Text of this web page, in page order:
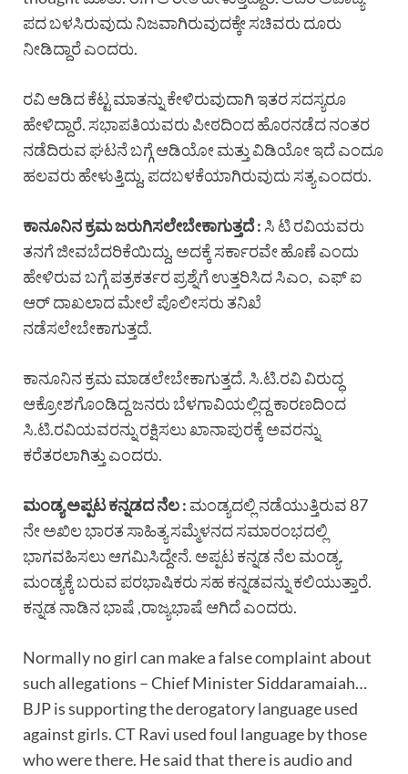
ಪದ ಬಳಸಿರುವುದು ನಿಜವಾಗಿರುವುದಕ್ಕೇ ಸಚಿವರು ದೂರು
ನೀಡಿದ್ದಾರೆ ಎಂದರು.
ರವಿ ಆಡಿದ ಕೆಟ್ಟ ಮಾತನ್ನು ಕೇಳಿರುವುದಾಗಿ ಇತರ ಸದಸ್ಯರೂ
ಹೇಳಿದ್ದಾರೆ. ಸಭಾಪತಿಯವರು ಪೀಠದಿಂದ ಹೊರನಡೆದ ನಂತರ
ನಡೆದಿರುವ ಘಟನೆ ಬಗ್ಗೆ ಆಡಿಯೋ ಮತ್ತು ವಿಡಿಯೋ ಇದೆ ಎಂದೂ
ಹಲವರು ಹೇಳುತ್ತಿದ್ದು, ಪದಬಳಕೆಯಾಗಿರುವುದು ಸತ್ಯ ಎಂದರು.
ಕಾನೂನಿನ ಕ್ರಮ ಜರುಗಿಸಲೇಬೇಕಾಗುತ್ತದೆ :ಸಿ ಟಿ ರವಿಯವರು
ತನಗೆ ಜೀವಬೆದರಿಕೆಯಿದ್ದು, ಅದಕ್ಕೆ ಸರ್ಕಾರವೇ ಹೊಣೆ ಎಂದು
ಹೇಳಿರುವ ಬಗ್ಗೆ ಪತ್ರಕರ್ತರ ಪ್ರಶ್ನೆಗೆ ಉತ್ತರಿಸಿದ ಸಿಎಂ, ಎಫ್ ಐ
ಆರ್ ದಾಖಲಾದ ಮೇಲೆ ಪೊಲೀಸರು ತನಿಖೆ
ನಡೆಸಲೇಬೇಕಾಗುತ್ತದೆ.
ಕಾನೂನಿನ ಕ್ರಮ ಮಾಡಲೇಬೇಕಾಗುತ್ತದೆ. ಸಿ.ಟಿ.ರವಿ ವಿರುದ್ಧ
ಆಕ್ರೋಶಗೊಂಡಿದ್ದ ಜನರು ಬೆಳಗಾವಿಯಲ್ಲಿದ್ದ ಕಾರಣದಿಂದ
ಸಿ.ಟಿ.ರವಿಯವರನ್ನು ರಕ್ಷಿಸಲು ಖಾನಾಪುರಕ್ಕೆ ಅವರನ್ನು
ಕರೆತರಲಾಗಿತ್ತು ಎಂದರು.
ಮಂಡ್ಯ ಅಪ್ಪಟ ಕನ್ನಡದ ನೆಲ : ಮಂಡ್ಯದಲ್ಲಿ ನಡೆಯುತ್ತಿರುವ 87
ನೇ ಅಖಿಲ ಭಾರತ ಸಾಹಿತ್ಯ ಸಮ್ಮೆಳನದ ಸಮಾರಂಭದಲ್ಲಿ
ಭಾಗವಹಿಸಲು ಆಗಮಿಸಿದ್ದೇನೆ. ಅಪ್ಪಟ ಕನ್ನಡ ನೆಲ ಮಂಡ್ಯ.
ಮಂಡ್ಯಕ್ಕೆ ಬರುವ ಪರಭಾಷಿಕರು ಸಹ ಕನ್ನಡವನ್ನು ಕಲಿಯುತ್ತಾರೆ.
ಕನ್ನಡ ನಾಡಿನ ಭಾಷೆ ,ರಾಜ್ಯಭಾಷೆ ಆಗಿದೆ ಎಂದರು.
Normally no girl can make a false complaint about
such allegations – Chief Minister Siddaramaiah…
BJP is supporting the derogatory language used
against girls. CT Ravi used foul language by those
who were there. He said that there is audio and